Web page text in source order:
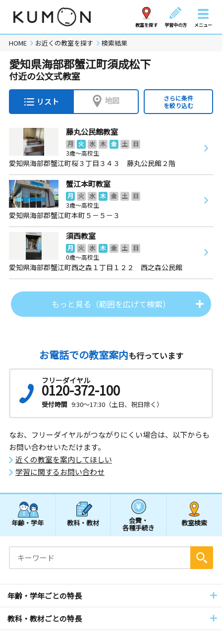
教室を探す 学習中の方 メニュー
HOME お近くの教室を探す 検索結果
愛知県海部郡蟹江町須成松下
付近の公文式教室
リスト 地図
さらに条件
を絞り込む
藤丸公民館教室
月 火 水 木 金 土
日
3歳～高校生
愛知県海部郡蟹江町桜３丁目３４３ 藤丸公民館２階
蟹江本町教室
月 火 水 木 金 土
日
3歳～高校生
愛知県海部郡蟹江町本町５－５－３
須西教室
月 火 水 木 金 土
日
0歳～高校生
愛知県海部郡蟹江町西之森１丁目１２２ 西之森公民館
もっと見る（範囲を広げて検索）
お電話での教室案内も行っています
フリーダイヤル
0120-372-100
受付時間 9:30～17:30（土日、祝日除く）
なお、フリーダイヤルがつながりにくい場合は、以下からも
お問い合わせいただけます。
近くの教室を案内してほしい
学習に関するお問い合わせ
年齢・学年 教科・教材 会費・
各種手続き
教室検索
年齢・学年ごとの特長
教科・教材ごとの特長